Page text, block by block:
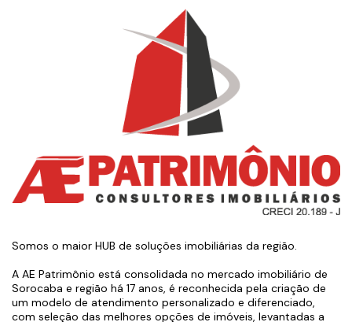
Somos o maior HUB de soluções imobiliárias da região.
A AE Patrimônio está consolidada no mercado imobiliário de
Sorocaba e região há 17 anos, é reconhecida pela criação de
um modelo de atendimento personalizado e diferenciado,
com seleção das melhores opções de imóveis, levantadas a